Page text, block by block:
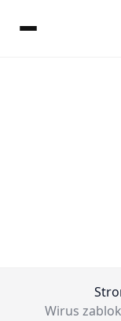
Wirus